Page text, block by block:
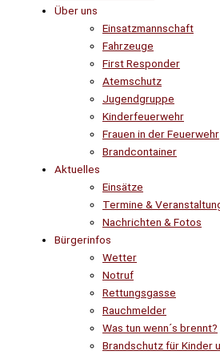
Über uns
Einsatzmannschaft
Fahrzeuge
First Responder
Atemschutz
Jugendgruppe
Kinderfeuerwehr
Frauen in der Feuerwehr
Brandcontainer
Aktuelles
Einsätze
Termine &
Nachrichten & Fotos
Bürgerinfos
Wetter
Notruf
Rettungsgasse
Rauchmelder
Was tun wenn´s brennt?
Brandschutz für Kinder